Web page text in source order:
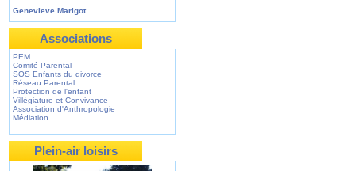
Genevieve Marigot
Associations
PEM
Comité Parental
SOS Enfants du divorce
Réseau Parental
Protection de l'enfant
Villégiature et Convivance
Association d'Anthropologie
Médiation
Plein-air loisirs